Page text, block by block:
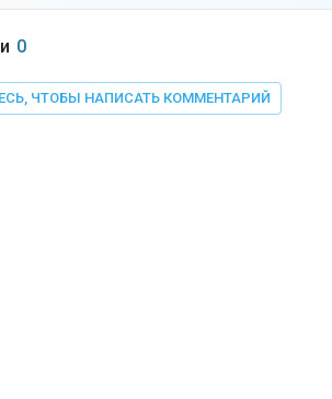
0
ЧТОБЫ НАПИСАТЬ КОММЕНТАРИЙ